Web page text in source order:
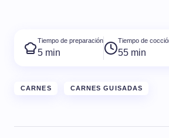
Tiempo de preparación
5 min
Tiempo de
55 min
CARNES CARNES GUISADAS